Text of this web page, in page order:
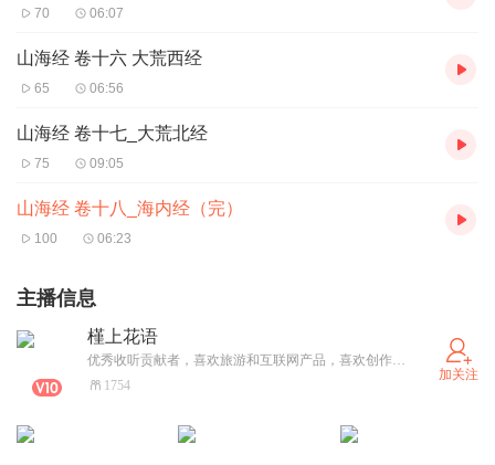
70 06:07
山海经 卷十六 大荒西经
65 06:56
山海经 卷十七_大荒北经
75 09:05
山海经 卷十八_海内经（完）
100 06:23
主播信息
槿上花语
优秀收听贡献者，喜欢旅游和互联网产品，喜欢创作和编辑。
1754
加关注